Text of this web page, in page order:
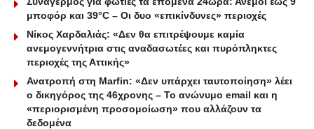
μποφόρ και 39°C – Οι δυο «επικίνδυνες» περιοχές
Νίκος Χαρδαλιάς: «Δεν θα επιτρέψουμε καμία
ανεμογεννήτρια στις αναδασωτέες και πυρόπληκτες
περιοχές της Αττικής»
Ανατροπή στη Marfin: «Δεν υπάρχει ταυτοποίηση» λέει
ο δικηγόρος της 46χρονης – Το ανώνυμο email και η
«περιορισμένη προσομοίωση» που αλλάζουν τα
δεδομένα